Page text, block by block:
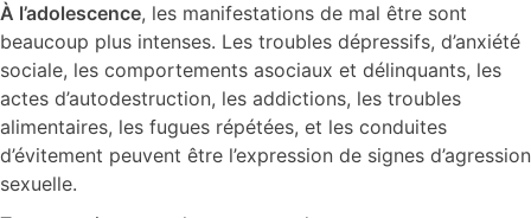
À l’adolescence, les manifestations de mal être sont
beaucoup plus intenses. Les troubles dépressifs, d’anxiété
sociale, les comportements asociaux et délinquants, les
actes d’autodestruction, les addictions, les troubles
alimentaires, les fugues répétées, et les conduites
d’évitement peuvent être l’expression de signes d’agression
sexuelle.